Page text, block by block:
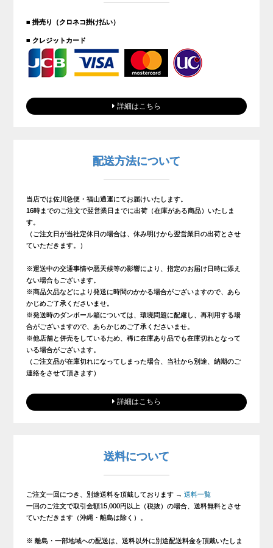
■ 掛売り（クロネコ掛け払い）
■ クレジットカード
詳細はこちら
配送方法について
当店では佐川急便・福山通運にてお届けいたします。
16時までのご注文で翌営業日までに出荷（在庫がある商品）いたしま
す。
（ご注文日が当社定休日の場合は、休み明けから翌営業日の出荷とさせ
ていただきます。）
※運送中の交通事情や悪天候等の影響により、指定のお届け日時に添え
ない場合もございます。
※商品欠品などにより発送に時間のかかる場合がございますので、あら
かじめご了承くださいませ。
※発送時のダンボール箱については、環境問題に配慮し、再利用する場
合がございますので、あらかじめご了承くださいませ。
※他店舗と併売をしているため、稀に在庫あり品でも在庫切れとなって
いる場合がございます。
（ご注文品が在庫切れになってしまった場合、当社から別途、納期のご
連絡をさせて頂きます）
詳細はこちら
送料について
ご注文一回につき、別途送料を頂戴しております → 送料一覧
一回のご注文で取引金額15,000円以上（税抜）の場合、送料無料とさせ
ていただきます（沖縄・離島は除く）。
※ 離島・一部地域への配送は、送料以外に別途配送料金を頂戴いたしま